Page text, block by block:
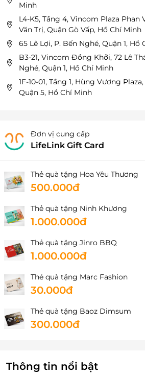
Minh
L4-K5, Tầng 4, Vincom Plaza Phan
Văn Trị, Quận Gò Vấp, Hồ Chí Minh
65 Lê Lợi, P. Bến Nghé, Quận 1, Hồ
B3-21, Vincom Đồng Khởi, 72 Lê
Nghé, Quận 1, Hồ Chí Minh
1F-10-01, Tầng 1, Hùng Vương
Quận 5, Hồ Chí Minh
10, Hồ Chí Minh
Đơn vị cung cấp
LifeLink Gift Card
Thẻ quà tặng Hoa Yêu Thương
500.000đ
Thẻ quà tặng Ninh Khương
1.000.000đ
Thẻ quà tặng Jinro BBQ
1.000.000đ
Thẻ quà tặng Marc Fashion
30.000đ
Thẻ quà tặng Baoz Dimsum
300.000đ
Thông tin nổi bật